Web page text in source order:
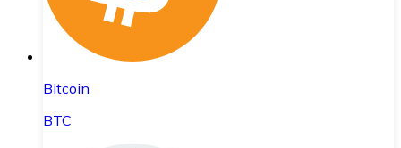
Bitcoin
BTC